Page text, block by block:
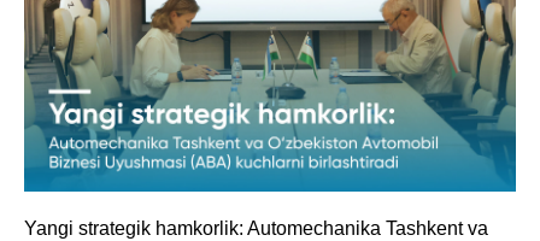
Yangi strategik hamkorlik: Automechanika Tashkent va